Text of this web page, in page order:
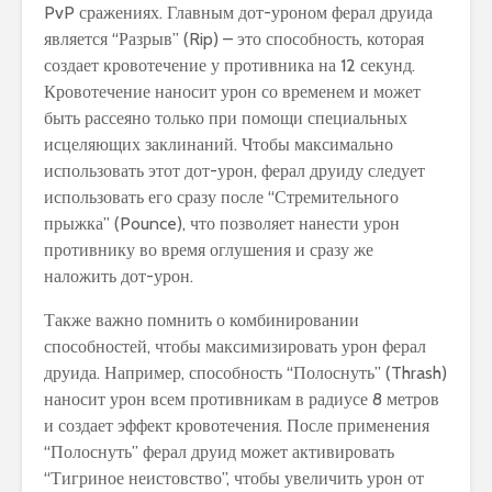
PvP сражениях. Главным дот-уроном ферал друида
является “Разрыв” (Rip) – это способность, которая
создает кровотечение у противника на 12 секунд.
Кровотечение наносит урон со временем и может
быть рассеяно только при помощи специальных
исцеляющих заклинаний. Чтобы максимально
использовать этот дот-урон, ферал друиду следует
использовать его сразу после “Стремительного
прыжка” (Pounce), что позволяет нанести урон
противнику во время оглушения и сразу же
наложить дот-урон.
Также важно помнить о комбинировании
способностей, чтобы максимизировать урон ферал
друида. Например, способность “Полоснуть” (Thrash)
наносит урон всем противникам в радиусе 8 метров
и создает эффект кровотечения. После применения
“Полоснуть” ферал друид может активировать
“Тигриное неистовство”, чтобы увеличить урон от